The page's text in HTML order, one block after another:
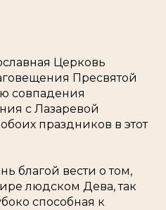
Церковь
Пресвятой
совпадения
с Лазаревой
праздников в этот
благой вести о том,
людском Дева, так
способная к